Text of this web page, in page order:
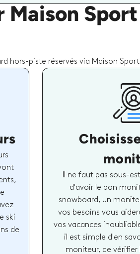
hors-piste réservés via Maison
ski
de
Il ne faut pas sous-
d'avoir le bon
snowboard, un
vos besoins vous
vos vacances
il est simple d'en
moniteur, de vérifier